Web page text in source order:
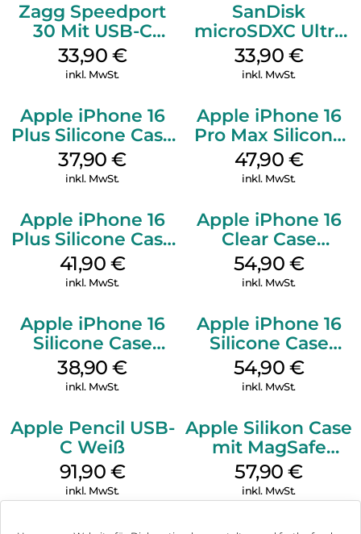
Zagg Speedport
30 Mit USB-C
Kabel Weiß
33,90 €
inkl. MwSt.
SanDisk
microSDXC Ultra
128 GB + Adapter
Mobile
33,90 €
inkl. MwSt.
Apple iPhone 16
Plus Silicone Case
MagSafe Lake
Green
37,90€
inkl. MwSt.
Apple iPhone 16
Pro Max Silicone
Case MagSafe
Black
47,90 €
inkl. MwSt.
Apple iPhone 16
Plus Silicone Case
MagSafe Stone
Gray
41,90 €
inkl. MwSt.
Apple iPhone 16
Clear Case
MagSafe
Transparent
54,90 €
inkl. MwSt.
Apple iPhone 16
Silicone Case
MagSafe
Ultramarine
38,90€
inkl. MwSt.
Apple iPhone 16
Silicone Case
MagSafe Black
54,90 €
inkl. MwSt.
Apple Pencil USB-
C Weiß
91,90 €
inkl. MwSt.
Apple Silikon Case
mit MagSafe
iPhone 14 Pro
(PRODUCT)RED
57,90€
inkl. MwSt.